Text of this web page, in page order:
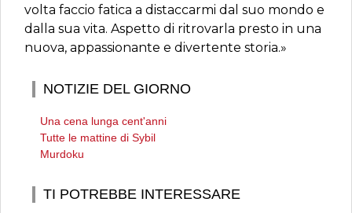
volta faccio fatica a distaccarmi dal suo mondo e
dalla sua vita. Aspetto di ritrovarla presto in una
nuova, appassionante e divertente storia.»
NOTIZIE DEL GIORNO
Una cena lunga cent'anni
Tutte le mattine di Sybil
Murdoku
TI POTREBBE INTERESSARE